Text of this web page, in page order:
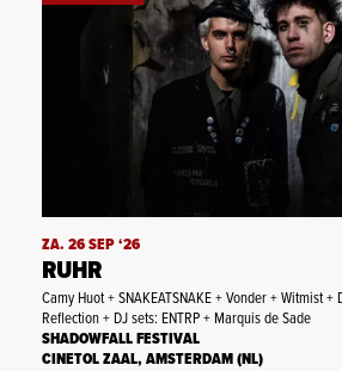
ZA. 26 SEP ‘26
RUHR
Camy Huot + SNAKEATSNAKE + Vonder + Witmist +
Reflection + DJ sets: ENTRP + Marquis de Sade
SHADOWFALL FESTIVAL
CINETOL ZAAL, AMSTERDAM (NL)